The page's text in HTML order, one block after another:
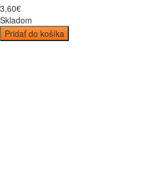
3,60€
Skladom
Pridať do košíka